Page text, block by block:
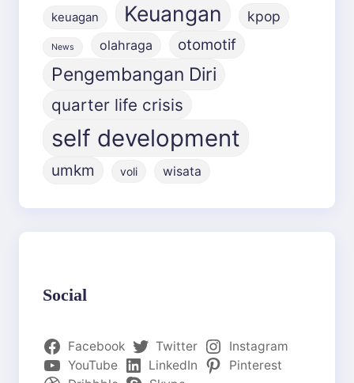
keuagan Keuangan kpop
News olahraga otomotif
Pengembangan Diri
quarter life crisis
self development
umkm voli wisata
Social
Facebook Twitter
Instagram
YouTube
LinkedIn
Pinterest